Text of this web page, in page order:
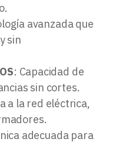
avanzada que
sin
: Capacidad de
sin cortes.
a la red eléctrica,
adecuada para